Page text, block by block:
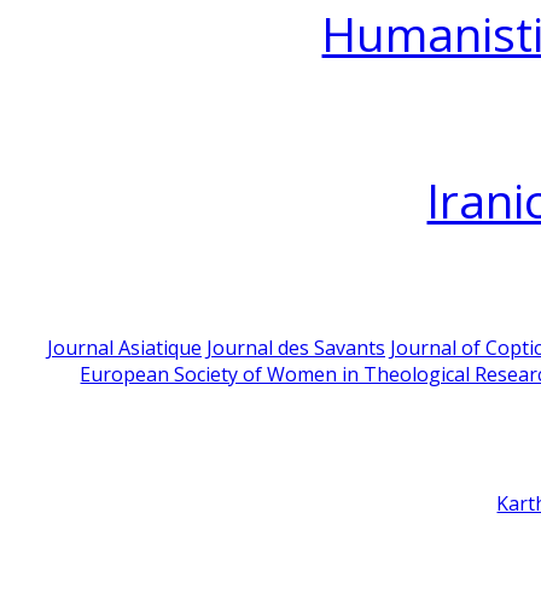
Journal Asiatique Journal des Savants Journal of
European Society of Women in Theological